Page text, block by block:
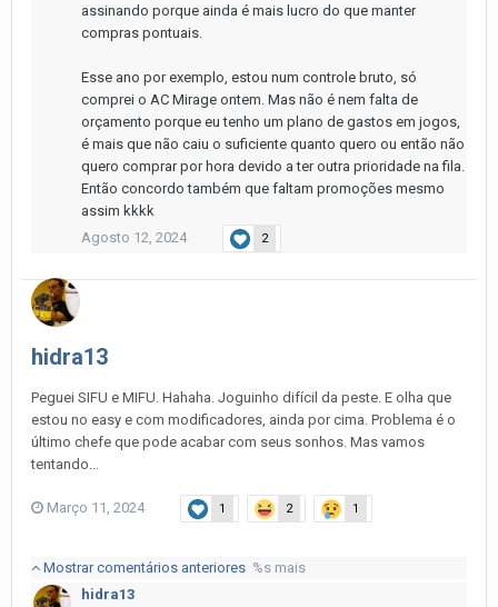
assinando porque ainda é mais lucro do que manter
compras pontuais.
Esse ano por exemplo, estou num controle bruto, só
comprei o AC Mirage ontem. Mas não é nem falta de
orçamento porque eu tenho um plano de gastos em jogos,
é mais que não caiu o suficiente quanto quero ou então não
quero comprar por hora devido a ter outra prioridade na fila.
Então concordo também que faltam promoções mesmo
assim kkkk
Agosto 12, 2024
2
hidra13
Peguei SIFU e MIFU. Hahaha. Joguinho difícil da peste. E olha que
estou no easy e com modificadores, ainda por cima. Problema é o
último chefe que pode acabar com seus sonhos. Mas vamos
tentando...
Março 11, 2024 1 2 1
Mostrar comentários anteriores %s mais
hidra13